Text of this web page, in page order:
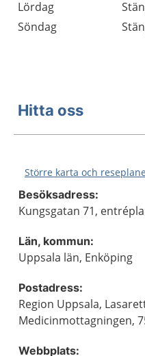
Lördag
Söndag
Hitta oss
Större karta och
Besöksadress:
Kungsgatan 71,
Län, kommun:
Uppsala län, Enköping
Postadress:
Region Uppsala,
Medicinmottagningen,
Webbplats: